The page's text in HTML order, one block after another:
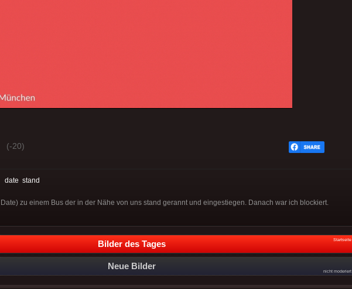
(-20)
date stand
zu einem Bus der in der Nähe von uns stand gerannt und eingestiegen. Danach war ich blockiert.
Bilder des Tages Startseite
Neue Bilder
nicht moderiert